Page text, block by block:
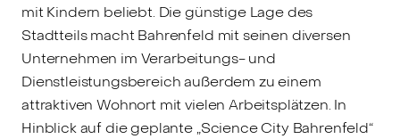
mit Kindern beliebt. Die günstige Lage des
Stadtteils macht Bahrenfeld mit seinen diversen
Unternehmen im Verarbeitungs- und
Dienstleistungsbereich außerdem zu einem
attraktiven Wohnort mit vielen Arbeitsplätzen. In
Hinblick auf die geplante „Science City Bahrenfeld“